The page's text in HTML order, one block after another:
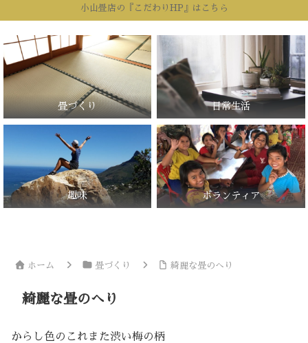
小山畳店の『こだわりHP』はこちら
畳づくり 日常生活
趣味 ボランティア
ホーム 畳づくり 綺麗な畳のへり
綺麗な畳のへり
からし色のこれまた渋い梅の柄